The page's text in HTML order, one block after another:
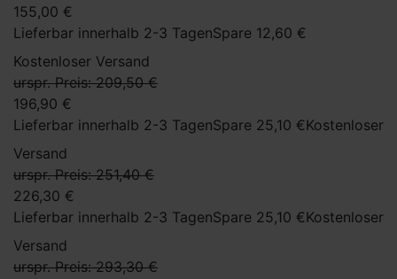
155,00 €
Lieferbar innerhalb 2-3 TagenSpare 12,60 €
Kostenloser Versand
urspr. Preis: 209,50 €
196,90 €
Lieferbar innerhalb 2-3 TagenSpare 25,10 €Kostenloser
Versand
urspr. Preis: 251,40 €
226,30 €
Lieferbar innerhalb 2-3 TagenSpare 25,10 €Kostenloser
Versand
urspr. Preis: 293,30 €